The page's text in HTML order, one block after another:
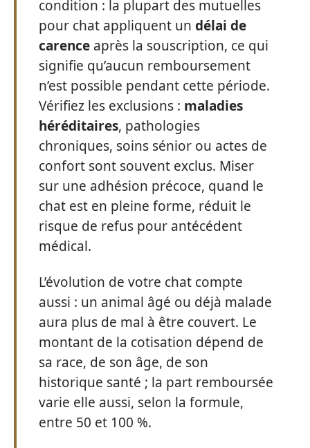
condition : la plupart des mutuelles
pour chat appliquent un délai de
carence après la souscription, ce qui
signifie qu’aucun remboursement
n’est possible pendant cette période.
Vérifiez les exclusions : maladies
héréditaires, pathologies
chroniques, soins sénior ou actes de
confort sont souvent exclus. Miser
sur une adhésion précoce, quand le
chat est en pleine forme, réduit le
risque de refus pour antécédent
médical.
L’évolution de votre chat compte
aussi : un animal âgé ou déjà malade
aura plus de mal à être couvert. Le
montant de la cotisation dépend de
sa race, de son âge, de son
historique santé ; la part remboursée
varie elle aussi, selon la formule,
entre 50 et 100 %.